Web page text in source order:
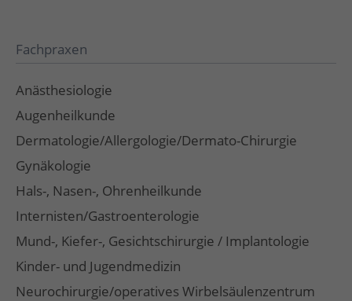
Fachpraxen
Anästhesiologie
Augenheilkunde
Dermatologie/Allergologie/Dermato-Chirurgie
Gynäkologie
Hals-, Nasen-, Ohrenheilkunde
Internisten/Gastroenterologie
Mund-, Kiefer-, Gesichtschirurgie / Implantologie
Kinder- und Jugendmedizin
Neurochirurgie/operatives Wirbelsäulenzentrum